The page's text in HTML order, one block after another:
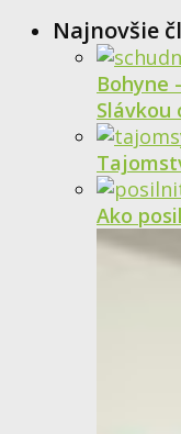
Najnovšie
Bohyne
Slávkou
Ako